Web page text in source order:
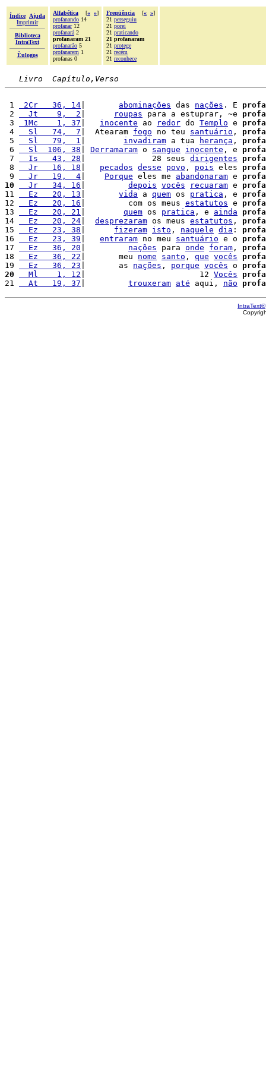
Índice
Ajuda
Imprimir
Biblioteca
IntraText
Èulogos
Alfabética [« »]
profanando 14
profanar12
profanará 2
profanaram 21
profanarão 5
profanarem 1
profanas 0
Freqüência [« »]
21 perseguiu
21 porei
21 praticando
21 profanaram
21 protege
21 recém
21 reconhece
Livro  Capítulo,Verso
1 2Cr   36, 14 abominações das nações . E
2
  Jt    9,  2
roupas para a estuprar, ~e
3
1Mc    1, 37 inocente ao redor do Templo e
4
  Sl   74,  7
|  Atearam fogo no teu santuário ,
5
  Sl   79,  1
invadiram a tua herança ,
6
  Sl  106, 38
Derramaram o sangue inocente , e
7
  Is   43, 28
|              28 seus dirigentes
8
  Jr   16, 18
pecados desse povo , pois eles
9
  Jr   19,  4
Porque eles me abandonaram e
10
  Jr   34, 16
depois vocês recuaram e
11
  Ez   20, 13
vida a quem os pratica , e
12
  Ez   20, 16
|         com os meus estatutos e
13
  Ez   20, 21
quem os pratica , e ainda
14
  Ez   20, 24
desprezaram os meus estatutos ,
15
  Ez   23, 38
fizeram isto , naquele dia :
16
  Ez   23, 39
entraram no meu santuário e o
17
  Ez   36, 20
nações para onde foram ,
18
  Ez   36, 22
|       meu nome santo , que vocês
19
  Ez   36, 23
|       as nações , porque vocês o
20
  Ml    1, 12
|                        12 Vocês
21
  At   19, 37
trouxeram até aqui, não
IntraText®